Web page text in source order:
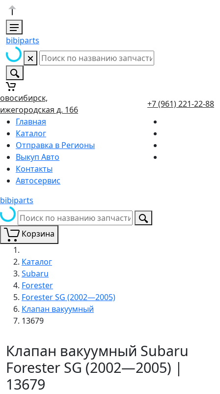
bibiparts
д. 166
+7 (961) 221-22-88
Главная
Каталог
Отправка в Регионы
Выкуп Авто
Контакты
Автосервис
bibiparts
Корзина
Каталог
Subaru
Forester
Forester SG (2002—2005)
Клапан вакуумный
13679
Клапан вакуумный Subaru
Forester SG (2002—2005) |
13679